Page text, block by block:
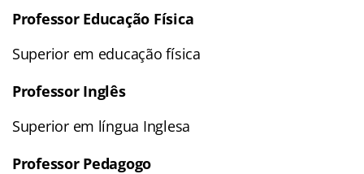
Professor Educação Física
Superior em educação física
Professor Inglês
Superior em língua Inglesa
Professor Pedagogo